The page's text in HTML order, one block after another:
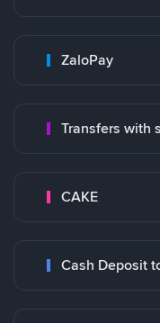
ZaloPay
Transfers with
CAKE
Cash Deposit